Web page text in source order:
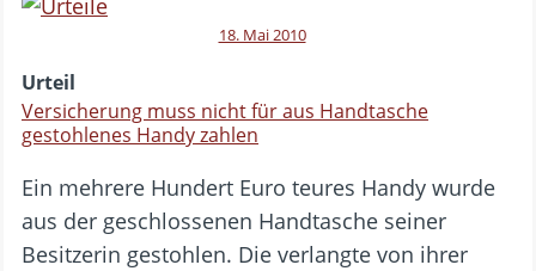
18. Mai 2010
Urteil
Versicherung muss nicht für aus Handtasche
gestohlenes Handy zahlen
Ein mehrere Hundert Euro teures Handy wurde
aus der geschlossenen Handtasche seiner
Besitzerin gestohlen. Die verlangte von ihrer